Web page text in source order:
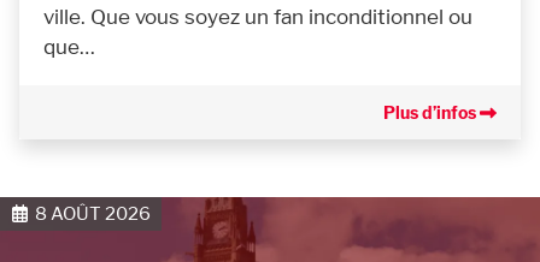
ville. Que vous soyez un fan inconditionnel ou
que…
Plus d’infos
8 AOÛT 2026